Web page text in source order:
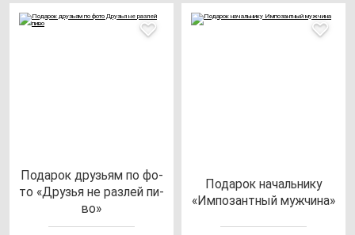
Пода­рок друзь­ям по фо­
то «Друзья не раз­лей пи­
во»
Пода­рок на­чаль­ни­ку
«Импо­зан­тный муж­чи­на»